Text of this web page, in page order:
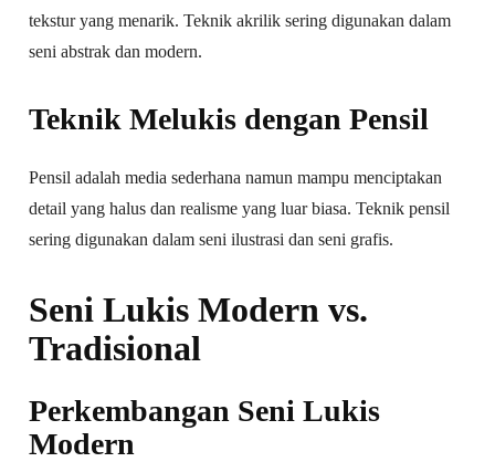
tekstur yang menarik. Teknik akrilik sering digunakan dalam
seni abstrak dan modern.
Teknik Melukis dengan Pensil
Pensil adalah media sederhana namun mampu menciptakan
detail yang halus dan realisme yang luar biasa. Teknik pensil
sering digunakan dalam seni ilustrasi dan seni grafis.
Seni Lukis Modern vs.
Tradisional
Perkembangan Seni Lukis
Modern